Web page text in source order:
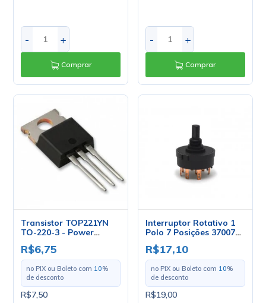
- +
Comprar
- +
Comprar
Transistor TOP221YN
TO-220-3 - Power
Integration
R$6,75
no PIX ou Boleto com 10%
de desconto
R$7,50
Interruptor Rotativo 1
Polo 7 Posições 37007
A1B1E1S - Margirius
R$17,10
no PIX ou Boleto com 10%
de desconto
R$19,00